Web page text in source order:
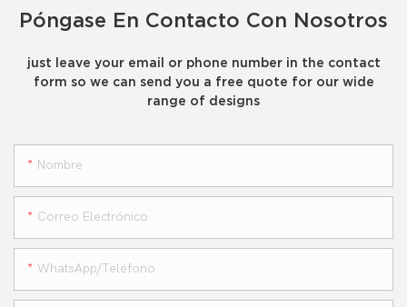
Póngase En Contacto Con Nosotros
just leave your email or phone number in the contact
form so we can send you a free quote for our wide
range of designs
Nombre
Correo Electrónico
WhatsApp/teléfono